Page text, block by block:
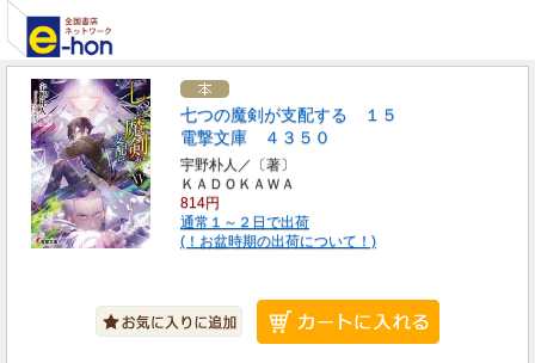
七つの魔剣が支配する １５
電撃文庫 ４３５０
宇野朴人／〔著〕
ＫＡＤＯＫＡＷＡ
814円
通常１～２日で出荷
(！お盆時期の出荷について！)